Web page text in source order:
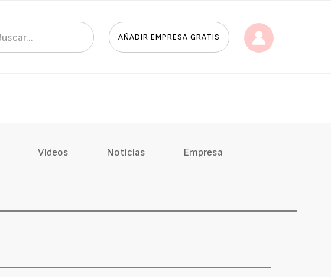
AÑADIR EMPRESA GRATIS
Vídeos Noticias Empresa